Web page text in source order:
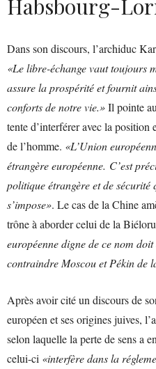
Habsbourg-
Dans son discours, l’archiduc
«Le libre-échange vaut toujours
assure la prospérité et fournit
conforts de notre vie.»Il pointe
tente d’interférer avec la position
de l’homme. «L’Union
étrangère européenne. C’est
politique étrangère et de sécurité
s’impose». Le cas de la Chine
trône à aborder celui de la
européenne digne de ce nom
contraindre Moscou et Pékin de
Après avoir cité un discours de
européen et ses origines juives,
selon laquelle la perte de sens a
celui-ci «interfère dans la